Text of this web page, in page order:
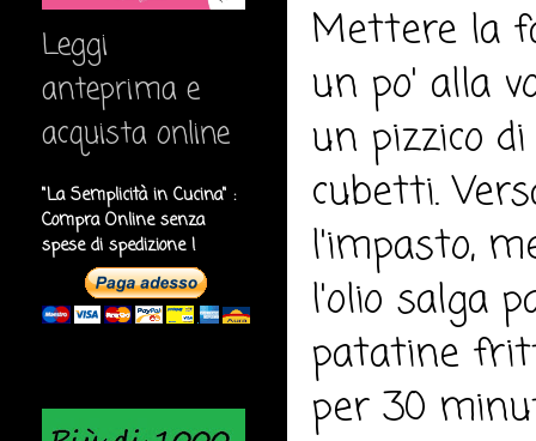
Mettere la
un po' alla
un pizzico
cubetti.
l'impasto,
l'olio salga
patatine
per 30
Leggi
anteprima e
acquista online
"La Semplicità in Cucina" :
Compra Online senza
spese di spedizione !